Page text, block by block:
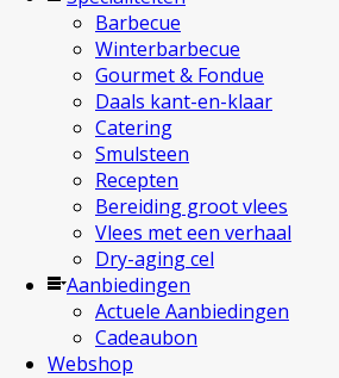
Barbecue
Winterbarbecue
Gourmet & Fondue
Daals kant-en-klaar
Catering
Smulsteen
Recepten
Bereiding groot vlees
Vlees met een verhaal
Dry-aging cel
Aanbiedingen
Actuele Aanbiedingen
Cadeaubon
Webshop